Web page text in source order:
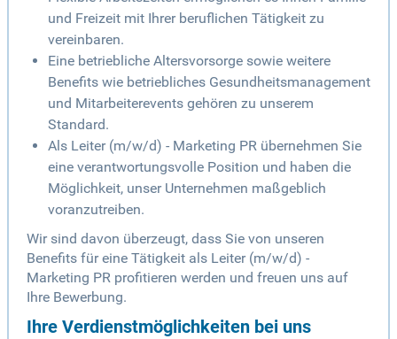
und Freizeit mit Ihrer beruflichen Tätigkeit zu
vereinbaren.
Eine betriebliche Altersvorsorge sowie weitere
Benefits wie betriebliches Gesundheitsmanagement
und Mitarbeiterevents gehören zu unserem
Standard.
Als Leiter (m/w/d) - Marketing PR übernehmen Sie
eine verantwortungsvolle Position und haben die
Möglichkeit, unser Unternehmen maßgeblich
voranzutreiben.
Wir sind davon überzeugt, dass Sie von unseren
Benefits für eine Tätigkeit als Leiter (m/w/d) -
Marketing PR profitieren werden und freuen uns auf
Ihre Bewerbung.
Ihre Verdienstmöglichkeiten bei uns